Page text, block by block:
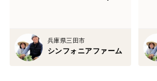
無肥料 無施肥 無防除 農薬
SINFONIA FARM 三田市
兵庫県三田市
シンフォニアファーム